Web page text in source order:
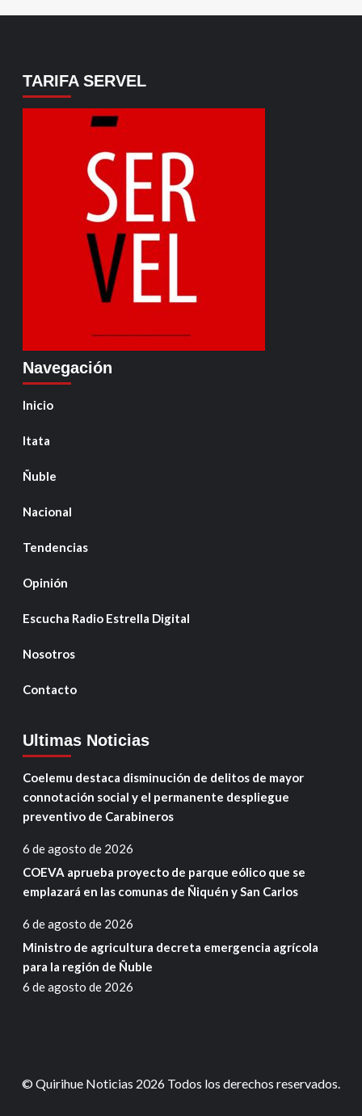
TARIFA SERVEL
Navegación
Inicio
Itata
Ñuble
Nacional
Tendencias
Opinión
Escucha Radio Estrella Digital
Nosotros
Contacto
Ultimas Noticias
Coelemu destaca disminución de delitos de mayor
connotación social y el permanente despliegue
preventivo de Carabineros
6 de agosto de 2026
COEVA aprueba proyecto de parque eólico que se
emplazará en las comunas de Ñiquén y San Carlos
6 de agosto de 2026
Ministro de agricultura decreta emergencia agrícola
para la región de Ñuble
6 de agosto de 2026